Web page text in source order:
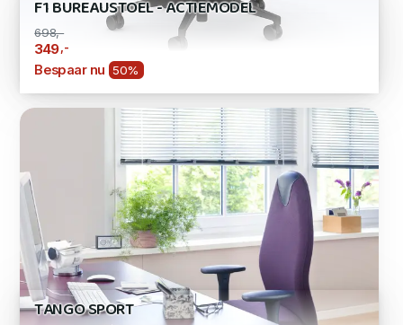
F1 BUREAUSTOEL - ACTIEMODEL
698,-
349,-
Bespaar nu 50%
TANGO SPORT